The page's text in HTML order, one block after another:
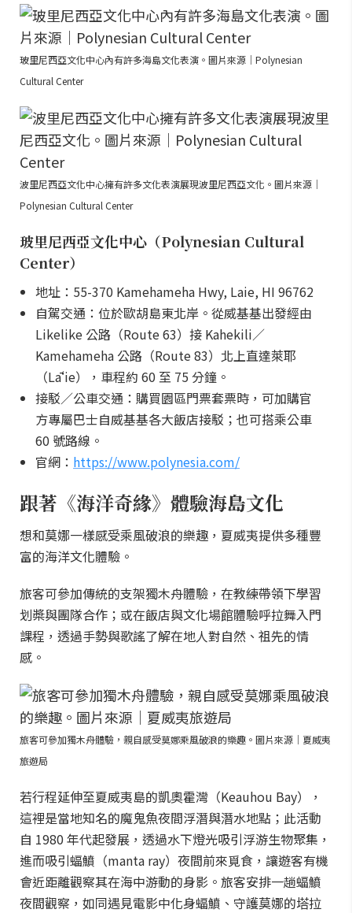
玻里尼西亞文化中心內有許多海島文化表演。圖片來源｜Polynesian
Cultural Center
波里尼西亞文化中心擁有許多文化表演展現波里尼西亞文化。圖片來源｜
Polynesian Cultural Center
玻里尼西亞文化中心（Polynesian Cultural
Center）
地址：55-370 Kamehameha Hwy, Laie, HI 96762
自駕交通：位於歐胡島東北岸。從威基基出發經由
Likelike 公路（Route 63）接 Kahekili／
Kamehameha 公路（Route 83）北上直達萊耶
（Lāʻie），車程約 60 至 75 分鐘。
接駁／公車交通：購買園區門票套票時，可加購官
方專屬巴士自威基基各大飯店接駁；也可搭乘公車
60 號路線。
官網： https://www.polynesia.com/
跟著《海洋奇緣》體驗海島文化
想和莫娜一樣感受乘風破浪的樂趣，夏威夷提供多種豐
富的海洋文化體驗。
旅客可參加傳統的支架獨木舟體驗，在教練帶領下學習
划槳與團隊合作；或在飯店與文化場館體驗呼拉舞入門
課程，透過手勢與歌謠了解在地人對自然、祖先的情
感。
旅客可參加獨木舟體驗，親自感受莫娜乘風破浪的樂趣。圖片來源｜夏威夷
旅遊局
若行程延伸至夏威夷島的凱奧霍灣（Keauhou Bay），
這裡是當地知名的魔鬼魚夜間浮潛與潛水地點；此活動
自 1980 年代起發展，透過水下燈光吸引浮游生物聚集，
進而吸引蝠鱝（manta ray）夜間前來覓食，讓遊客有機
會近距離觀察其在海中游動的身影。旅客安排一趟蝠鱝
夜間觀察，如同遇見電影中化身蝠鱝、守護莫娜的塔拉